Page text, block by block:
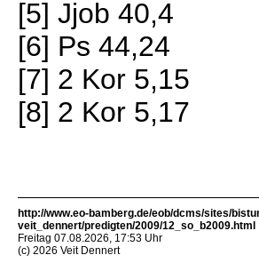
[5] Jjob 40,4
[6] Ps 44,24
[7] 2 Kor 5,15
[8] 2 Kor 5,17
http://www.eo-bamberg.de/eob/dcms/sites/
veit_dennert/predigten/2009/12_so_b2009.html
Freitag 07.08.2026, 17:53 Uhr
(c) 2026 Veit Dennert